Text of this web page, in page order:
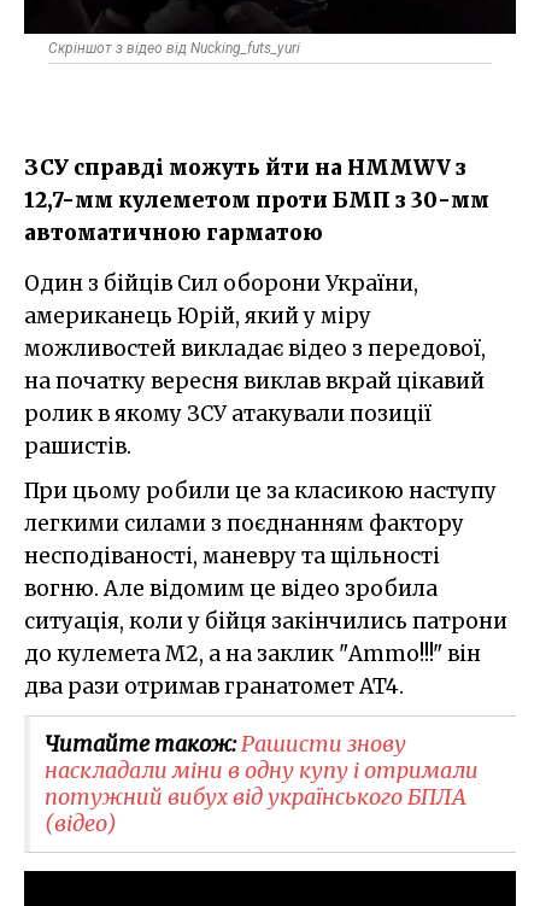
Скріншот з відео від Nucking_futs_yuri
ЗСУ справді можуть йти на HMMWV​ з
12,7-мм кулеметом проти БМП ​з 30-мм
автоматичною гарматою
Один з бійців Сил оборони України,
американець Юрій, який у міру
можливостей викладає відео з передової,
на початку вересня виклав вкрай цікавий
ролик в якому ЗСУ атакували позиції
рашистів.
При цьому робили це за класикою наступу
легкими силами з поєднанням фактору
несподіваності, маневру та щільності
вогню. Але відомим це відео зробила
ситуація, коли у бійця закінчились патрони
до кулемета M2, а на заклик "Ammo!!!" він
два рази отримав гранатомет AT4.
Читайте також:Рашисти знову
наскладали міни в одну купу і отримали
потужний вибух від українського БПЛА
(відео)